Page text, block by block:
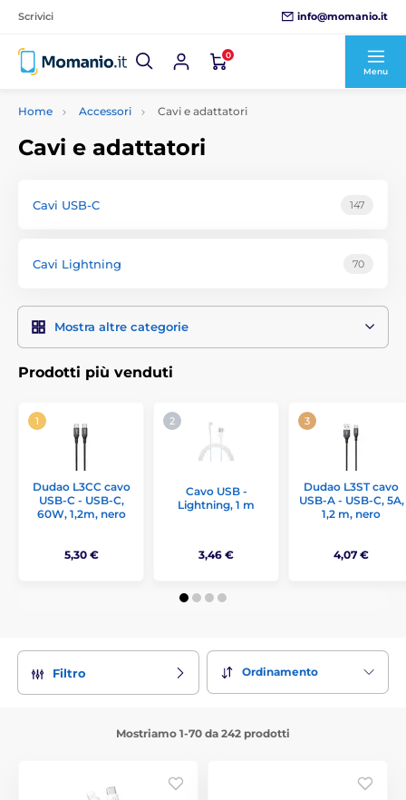
Scrivici info@momanio.it
0
Menu
Home Accessori Cavi e adattatori
Cavi e adattatori
Cavi USB-C 147
Cavi Lightning 70
Mostra altre categorie
Prodotti più venduti
Dudao L3CC cavo
USB-C - USB-C,
60W, 1,2m, nero
5,30 €
Cavo USB -
Lightning, 1 m
3,46 €
Dudao L3ST cavo
USB-A - USB-C, 5A,
1,2 m, nero
4,07 €
Filtro Ordinamento
Mostriamo 1-70 da 242 prodotti